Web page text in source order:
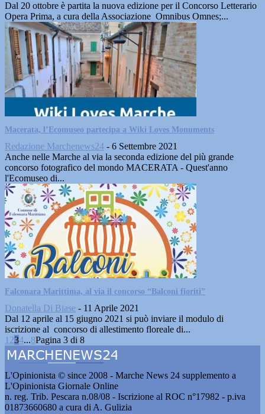
Dal 20 ottobre è partita la nuova edizione per il Concorso Letterario
Opera Prima, a cura della Associazione Omnibus Omnes;...
Macerata, l’Ecomuseo partecipa a Wiki Loves Monuments
Redazione Marchenews24 - 6 Settembre 2021
Anche nelle Marche al via la seconda edizione del più grande
concorso fotografico del mondo MACERATA - Quest'anno
l'Ecomuseo di...
Falconara Marittima, al via il concorso “Balconi fioriti”
Donatella Di Biase - 11 Aprile 2021
Dal 12 aprile al 15 giugno 2021 si può inviare il modulo di
iscrizione al concorso di allestimento floreale di...
1 234...8Pagina 3 di 8
L'Opinionista © since 2008 - Marche News 24 supplemento a
L'Opinionista Giornale Online
n. reg. Trib. Pescara n.08/08 - Iscrizione al ROC n°17982 - p.iva
01873660680 a cura di A. Gulizia